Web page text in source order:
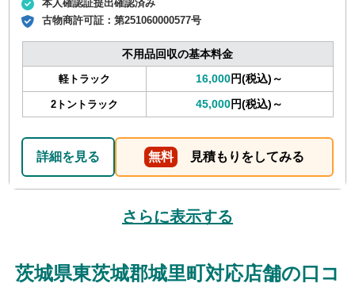
本人確認証提出確認済み
古物商許可証：第251060000577号
不用品回収の基本料金
軽トラック 16,000円(税込)～
2トントラック 45,000円(税込)～
詳細を見る 無料 見積もりをしてみる
さらに表示する
茨城県東茨城郡城里町対応店舗の口コ